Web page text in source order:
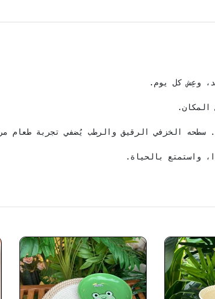
واستمتع بالحياة.